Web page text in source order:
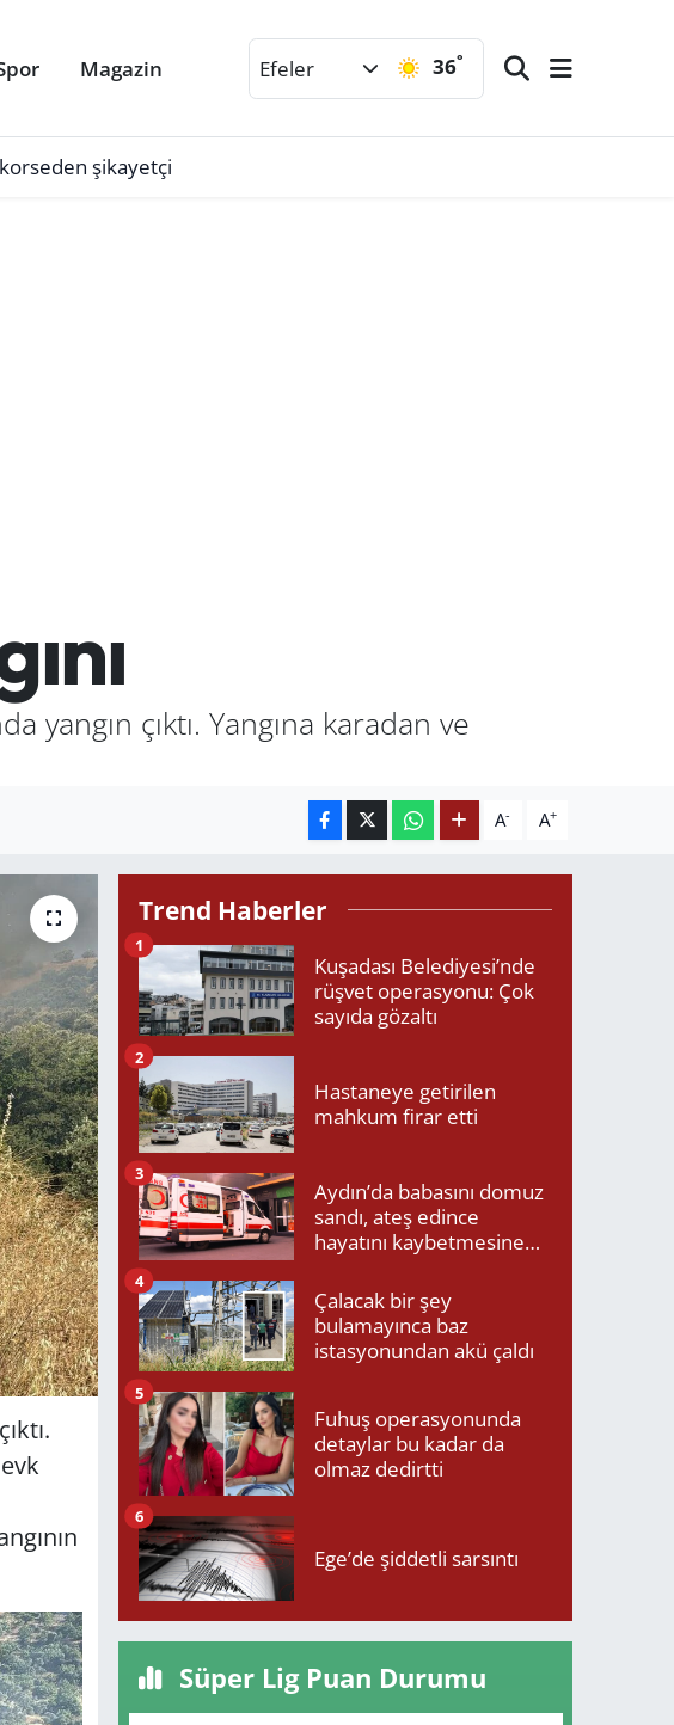
Magazin Efeler 36°
şikayetçi
yangın çıktı. Yangına karadan ve
A- A+
Trend Haberler
Kuşadası Belediyesi’nde
rüşvet operasyonu: Çok
sayıda gözaltı
1
Hastaneye getirilen
mahkum firar etti
2
Aydın’da babasını domuz
sandı, ateş edince
hayatını kaybetmesine
3
Çalacak bir şey
bulamayınca baz
istasyonundan akü çaldı
4
Fuhuş operasyonunda
detaylar bu kadar da
olmaz dedirtti
5
Ege’de şiddetli sarsıntı
6
Süper Lig Puan Durumu